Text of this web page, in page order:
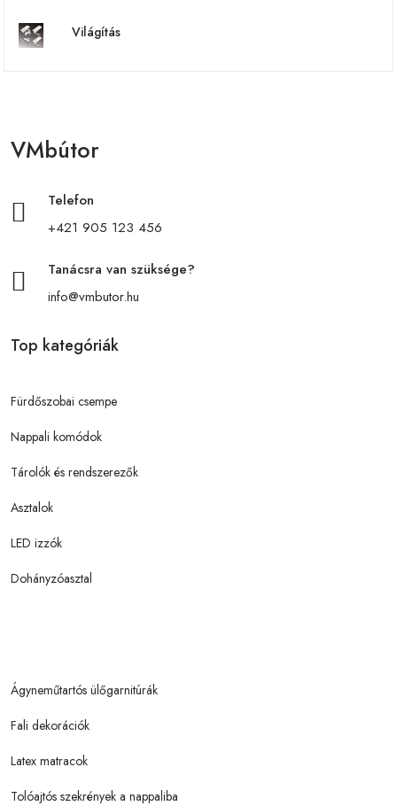
Világítás
VMbútor
Telefon
+421 905 123 456
Tanácsra van szüksége?
info@vmbutor.hu
Top kategóriák
Fürdőszobai csempe
Nappali komódok
Tárolók és rendszerezők
Asztalok
LED izzók
Dohányzóasztal
Ágyneműtartós ülőgarnitúrák
Fali dekorációk
Latex matracok
Tolóajtós szekrények a nappaliba